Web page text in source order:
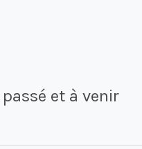
et à venir